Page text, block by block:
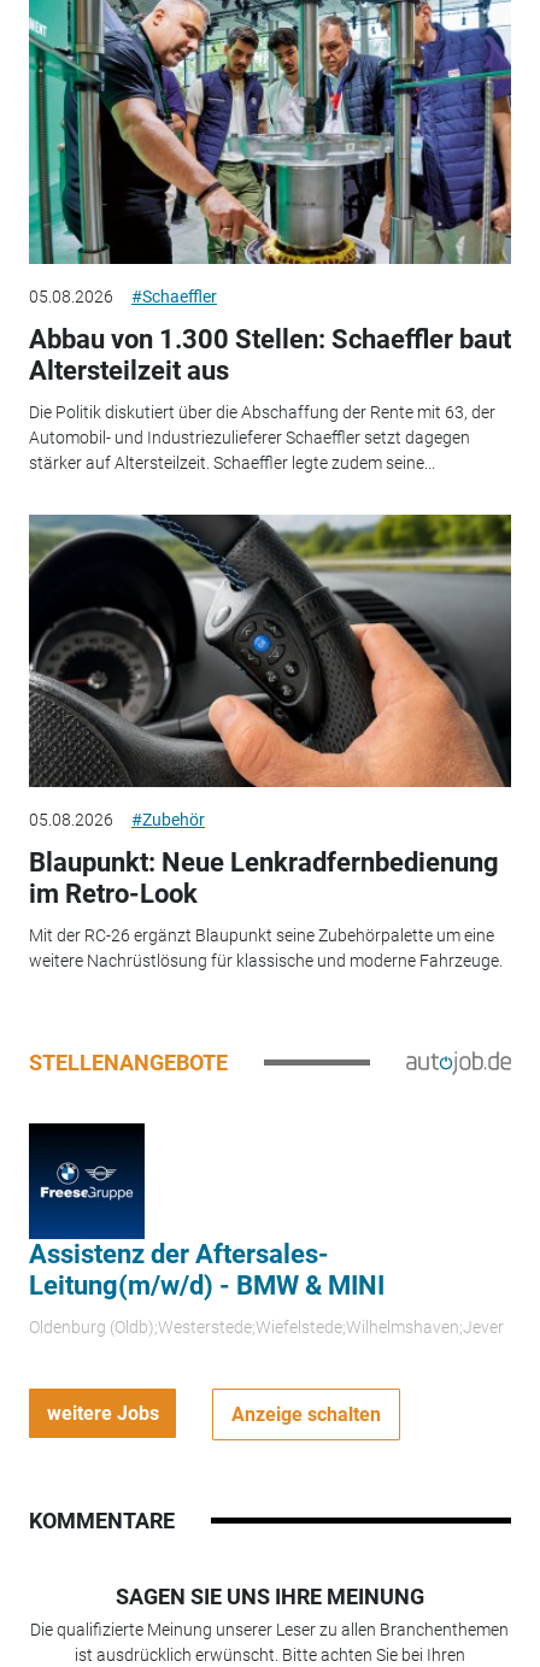
05.08.2026 #Schaeffler
Abbau von 1.300 Stellen: Schaeffler baut
Altersteilzeit aus
Die Politik diskutiert über die Abschaffung der Rente mit 63, der
Automobil- und Industriezulieferer Schaeffler setzt dagegen
stärker auf Altersteilzeit. Schaeffler legte zudem seine...
05.08.2026 #Zubehör
Blaupunkt: Neue Lenkradfernbedienung
im Retro-Look
Mit der RC-26 ergänzt Blaupunkt seine Zubehörpalette um eine
weitere Nachrüstlösung für klassische und moderne Fahrzeuge.
STELLENANGEBOTE
Assistenz der Aftersales-
Leitung(m/w/d) - BMW & MINI
Oldenburg (Oldb);Westerstede;Wiefelstede;Wilhelmshaven;Jever
weitere Jobs Anzeige schalten
KOMMENTARE
SAGEN SIE UNS IHRE MEINUNG
Die qualifizierte Meinung unserer Leser zu allen Branchenthemen
ist ausdrücklich erwünscht. Bitte achten Sie bei Ihren